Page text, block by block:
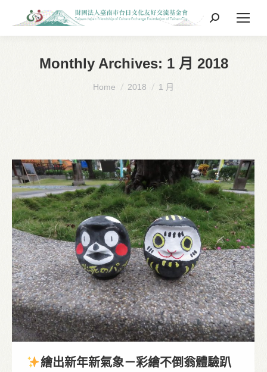
Search:
Monthly Archives: 1 月 2018
You are here:
Home 2018 1 月
繪出新年新氣象－彩繪不倒翁體驗趴